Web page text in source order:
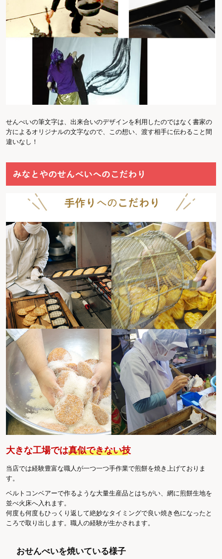
せんべいの筆文字は、出来合いのデザインを利用したのではなく書家の
方によるオリジナルの文字なので、この想い、渡す相手に伝わること間
違いなし！
大きな工場では真似できない技
当店では経験豊富な職人が一つ一つ手作業で煎餅を焼き上げておりま
す。
ベルトコンベアーで作るような大量生産品とはちがい、網に煎餅生地を
並べ火床へ入れます。
何度も何度もひっくり返して絶妙なタイミングで良い焼き色になったと
ころで取り出します。職人の経験が生かされます。
おせんべいを焼いている様子